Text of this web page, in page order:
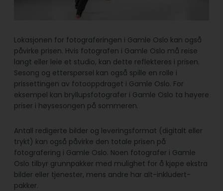
Lokasjonen for fotograferingen i Gamle Oslo kan også
påvirke prisen. Hvis fotografen i Gamle Oslo må reise
langt eller leie et studio, kan dette reflekteres i prisen.
Sesong og etterspørsel kan også spille en rolle i
prissettingen av fotooppdraget i Gamle Oslo. For
eksempel kan bryllupsfotografer i Gamle Oslo ta høyere
priser i høysesongen på sommeren.
Antall redigerte bilder og leveringsformat (digitalt eller
trykt) kan også påvirke den totale prisen på
fotografering i Gamle Oslo. Noen fotografer i Gamle
Oslo tilbyr grunnpakker med mulighet for å kjøpe ekstra
bilder eller tjenester, mens andre har alt-inkludert-
pakker.